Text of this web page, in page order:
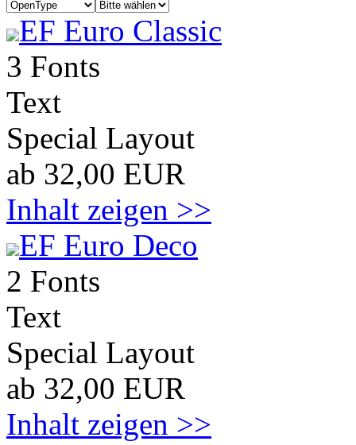
EF Euro Classic
3 Fonts
Text
Special Layout
ab 32,00 EUR
Inhalt zeigen >>
EF Euro Deco
2 Fonts
Text
Special Layout
ab 32,00 EUR
Inhalt zeigen >>